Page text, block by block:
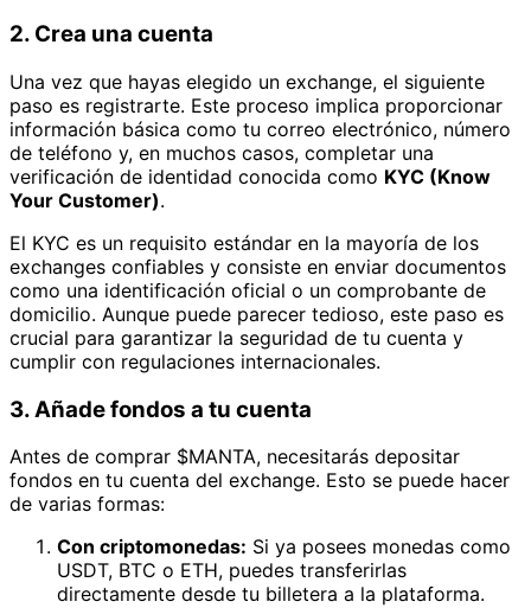
2. Crea una cuenta
Una vez que hayas elegido un exchange, el siguiente
paso es registrarte. Este proceso implica proporcionar
información básica como tu correo electrónico, número
de teléfono y, en muchos casos, completar una
verificación de identidad conocida como KYC (Know
Your Customer).
El KYC es un requisito estándar en la mayoría de los
exchanges confiables y consiste en enviar documentos
como una identificación oficial o un comprobante de
domicilio. Aunque puede parecer tedioso, este paso es
crucial para garantizar la seguridad de tu cuenta y
cumplir con regulaciones internacionales.
3. Añade fondos a tu cuenta
Antes de comprar $MANTA, necesitarás depositar
fondos en tu cuenta del exchange. Esto se puede hacer
de varias formas:
Con criptomonedas: Si ya posees monedas como
USDT, BTC o ETH, puedes transferirlas
directamente desde tu billetera a la plataforma.